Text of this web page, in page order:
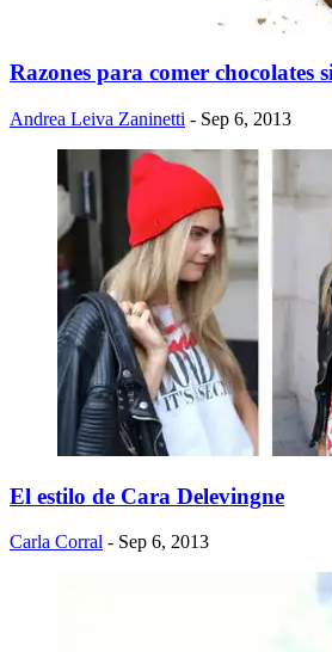
Razones para comer chocolates
Andrea Leiva Zaninetti - Sep 6, 2013
El estilo de Cara Delevingne
Carla Corral - Sep 6, 2013